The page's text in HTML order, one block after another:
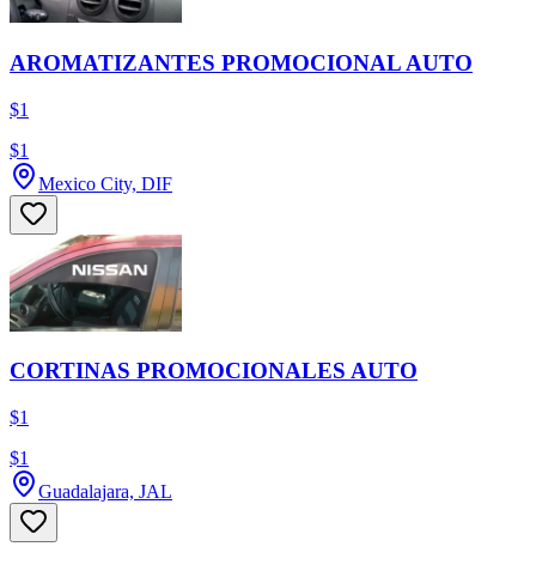
AROMATIZANTES PROMOCIONAL AUTO
$1
$1
Mexico City, DIF
CORTINAS PROMOCIONALES AUTO
$1
$1
Guadalajara, JAL